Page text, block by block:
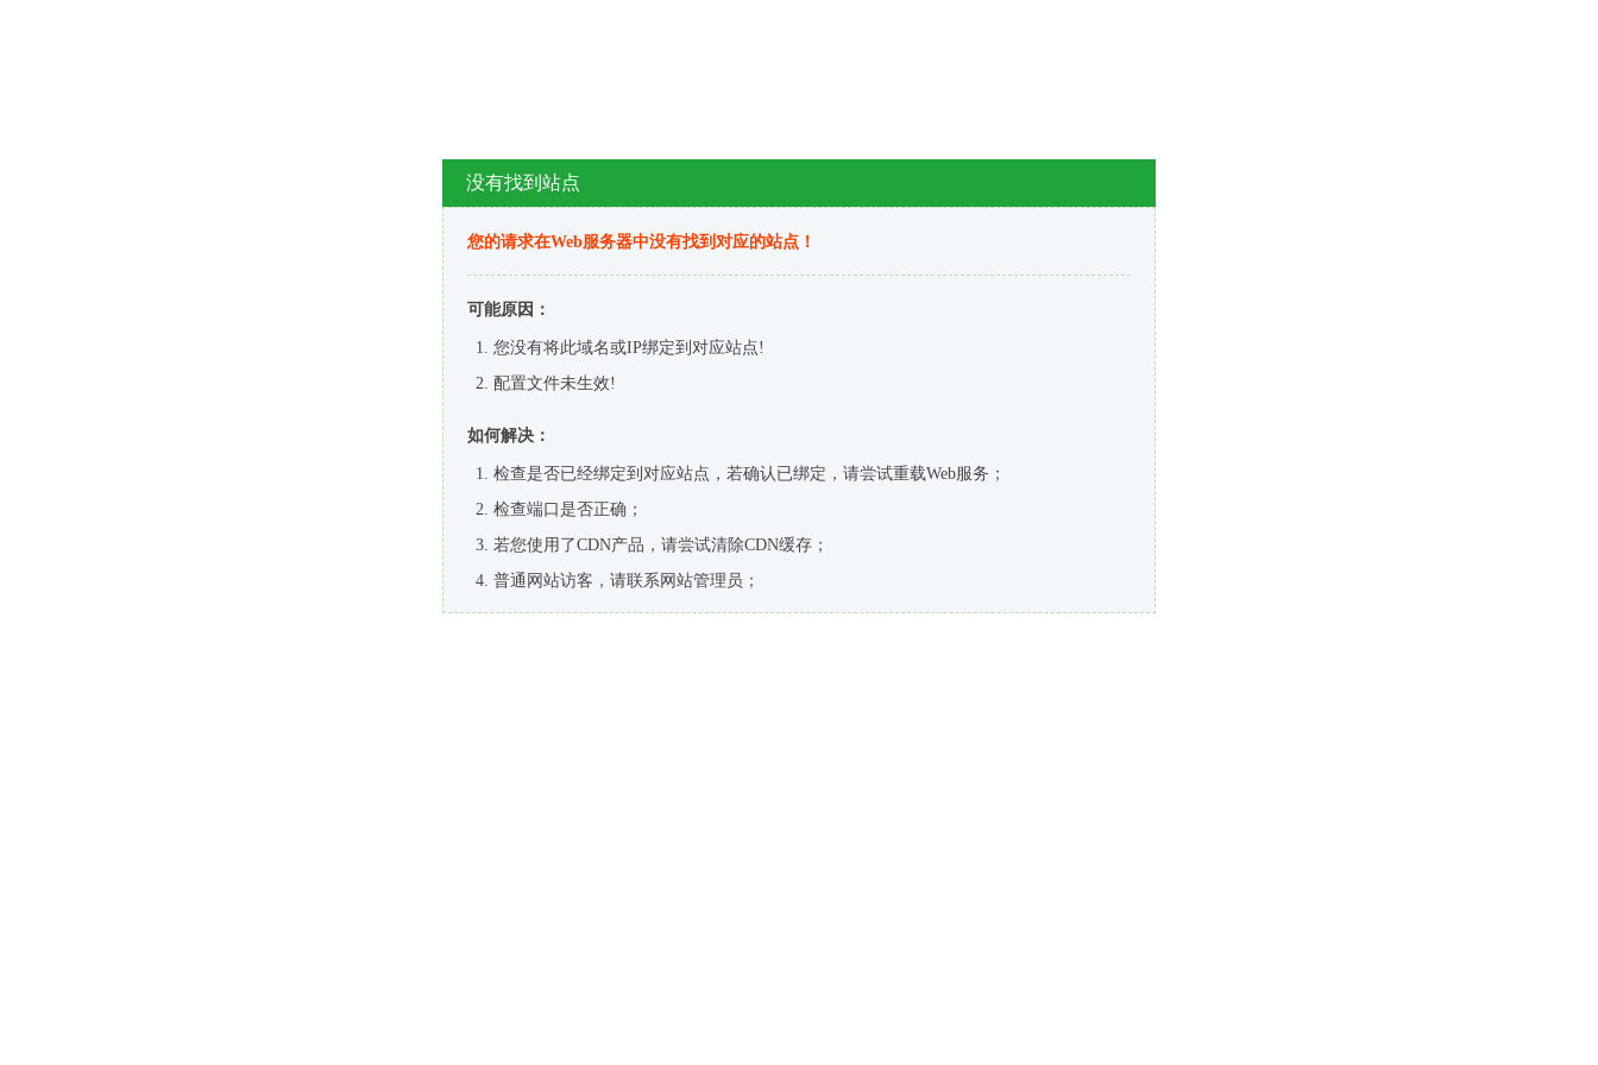
没有找到站点
您的请求在Web服务器中没有找到对应的站点！
可能原因：
您没有将此域名或IP绑定到对应站点!
配置文件未生效!
如何解决：
检查是否已经绑定到对应站点，若确认已绑定，请尝试重载Web服务；
检查端口是否正确；
若您使用了CDN产品，请尝试清除CDN缓存；
普通网站访客，请联系网站管理员；